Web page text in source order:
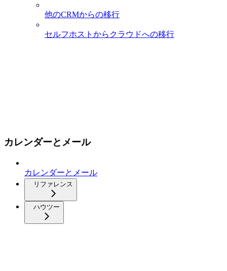
他のCRMからの移行
セルフホストからクラウドへの移行
カレンダーとメール
カレンダーとメール
リファレンス
ハウツー